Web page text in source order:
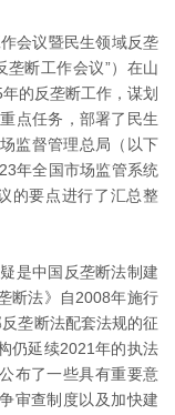
会议暨民生领域反垄
垄断工作会议”）在山
的反垄断工作，谋划
点任务，部署了民生
监督管理总局（以下
年全国市场监管系统
的要点进行了汇总整
是中国反垄断法制建
断法》自2008年施行
垄断法配套法规的征
仍延续2021年的执法
布了一些具有重要意
审查制度以及加快建